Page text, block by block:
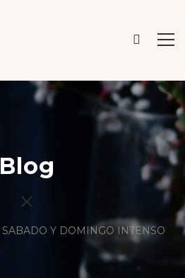
Blog
SABADO Y DOMINGO INTENSO